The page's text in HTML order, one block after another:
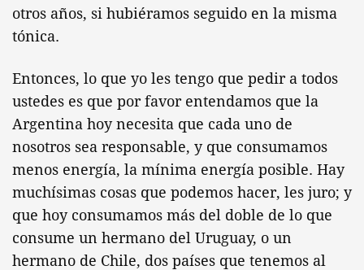
otros años, si hubiéramos seguido en la misma
tónica.
Entonces, lo que yo les tengo que pedir a todos
ustedes es que por favor entendamos que la
Argentina hoy necesita que cada uno de
nosotros sea responsable, y que consumamos
menos energía, la mínima energía posible. Hay
muchísimas cosas que podemos hacer, les juro; y
que hoy consumamos más del doble de lo que
consume un hermano del Uruguay, o un
hermano de Chile, dos países que tenemos al